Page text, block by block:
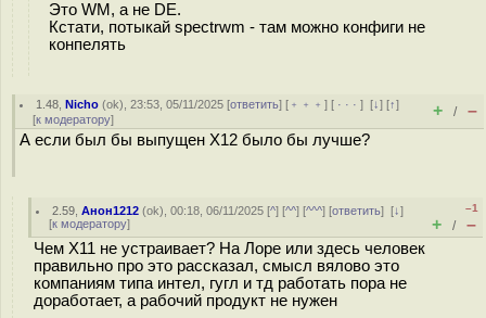
Это WM, а не DE.
Кстати, потыкай spectrwm - там можно конфиги не
конпелять
1.48 ,Nicho (ok), 23:53, 05/11/2025 [ответить] [ ﹢﹢﹢] [ · · ·][↓] [↑]
[к модератору] + / –
А если был бы выпущен X12 было бы лучше?
2.59 ,Анон1212 (ok), 00:18, 06/11/2025 [^] [^^] [^^^] [ответить][↓]
[к модератору]
–1
+ / –
Чем Х11 не устраивает? На Лоре или здесь человек
правильно про это рассказал, смысл вялово это
компаниям типа интел, гугл и тд работать пора не
доработает, а рабочий продукт не нужен